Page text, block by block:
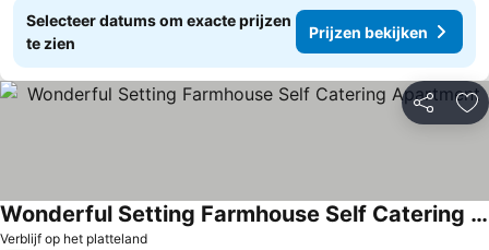
Selecteer datums om exacte prijzen
te zien
Prijzen bekijken
Delen
Verblijf op het platteland
Wonderful Setting Farmhouse Self Catering Apartment